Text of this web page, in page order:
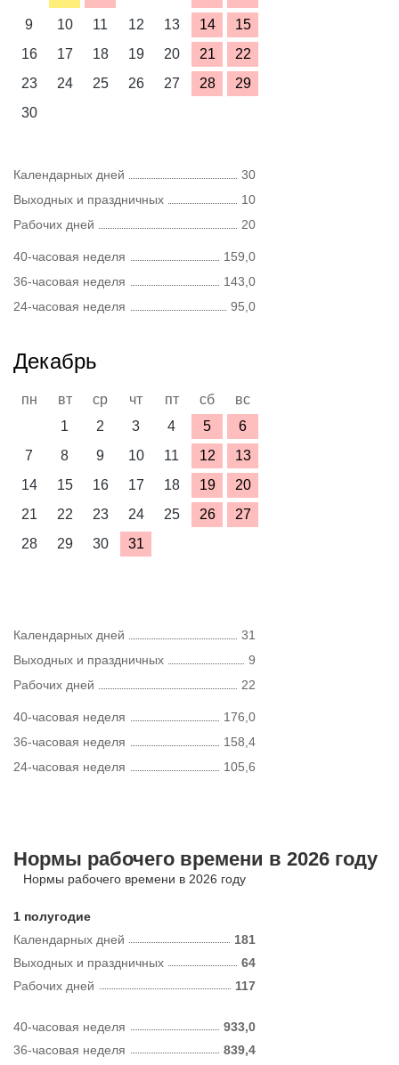
9
10 11 12 13 14
15
16
17 18 19 20 21
22
23
24 25 26 27 28
29
30
Календарных дней
30
Выходных и праздничных
10
Рабочих дней
20
40-часовая неделя
159,0
36-часовая неделя
143,0
24-часовая неделя
95,0
Декабрь
пн вт ср чт пт сб
вс
1
2 3 4 5
6
7
8 9 10 11 12
13
14
15 16 17 18 19
20
21
22 23 24 25 26
27
28
29 30 31
Календарных дней
31
Выходных и праздничных
9
Рабочих дней
22
40-часовая неделя
176,0
36-часовая неделя
158,4
24-часовая неделя
105,6
Нормы рабочего времени в 2026 году
Нормы рабочего времени в 2026 году
1 полугодие
Календарных дней
181
Рабочих дней 117
Выходных и праздничных 64
40-часовая неделя
933,0
36-часовая неделя
839,4